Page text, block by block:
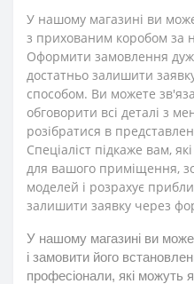
У нашому магазині ви
з прихованим коробом за
Оформити замовлення
достатньо залишити
способом. Ви можете
обговорити всі деталі з
розібратися в
Спеціаліст підкаже вам,
для вашого приміщення,
моделей і розрахує
залишити заявку через
У нашому магазині ви
і замовити його
професіонали, які можуть